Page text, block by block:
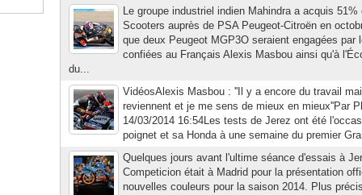
Le groupe industriel indien Mahindra a acquis 51%
Scooters auprès de PSA Peugeot-Citroën en
que deux Peugeot MGP3O seraient engagées
confiées au Français Alexis Masbou ainsi qu'à
du...
VidéosAlexis Masbou : ''Il y a encore du travail
reviennent et je me sens de mieux en mieux''Par
14/03/2014 16:54Les tests de Jerez ont été
poignet et sa Honda à une semaine du premier
Quelques jours avant l'ultime séance d'essais à
Competicion était à Madrid pour la présentation
nouvelles couleurs pour la saison 2014. Plus